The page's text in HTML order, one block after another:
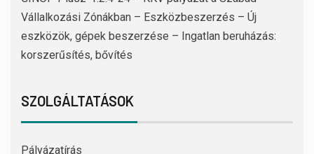
Vállalkozási Zónákban – Eszközbeszerzés – Új
eszközök, gépek beszerzése – Ingatlan beruházás:
korszerűsítés, bővítés
SZOLGÁLTATÁSOK
Pályázatírás